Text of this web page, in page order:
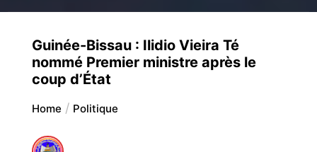
Guinée-Bissau : Ilidio Vieira Té
nommé Premier ministre après le
coup d’État
Home Politique